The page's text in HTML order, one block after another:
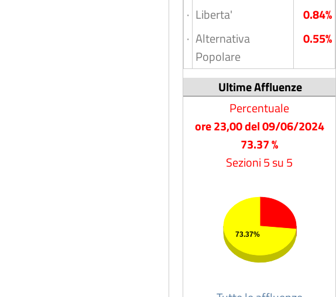
· Liberta'
0.84%
· Alternativa
Popolare
0.55%
Ultime Affluenze
Percentuale
ore 23,00 del 09/06/2024
73.37 %
Sezioni 5 su 5
73.37%